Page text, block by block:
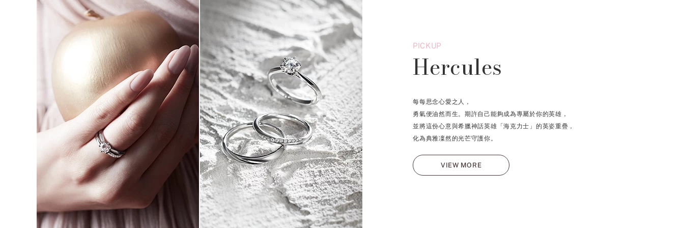
PICKUP
Hercules
每每思念心愛之人，
勇氣便油然而生。期許自己能夠成為專屬於你的英雄，
並將這份心意與希臘神話英雄「海克力士」的英姿重疊，
化為典雅凜然的光芒守護你。
VIEW MORE